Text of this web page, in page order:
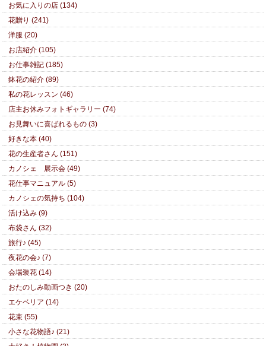
お気に入りの店 (134)
花贈り (241)
洋服 (20)
お店紹介 (105)
お仕事雑記 (185)
鉢花の紹介 (89)
私の花レッスン (46)
店主お休みフォトギャラリー (74)
お見舞いに喜ばれるもの (3)
好きな本 (40)
花の生産者さん (151)
カノシェ 展示会 (49)
花仕事マニュアル (5)
カノシェの気持ち (104)
活け込み (9)
布袋さん (32)
旅行♪ (45)
夜花の会♪ (7)
会場装花 (14)
おたのしみ動画つき (20)
エケベリア (14)
花束 (55)
小さな花物語♪ (21)